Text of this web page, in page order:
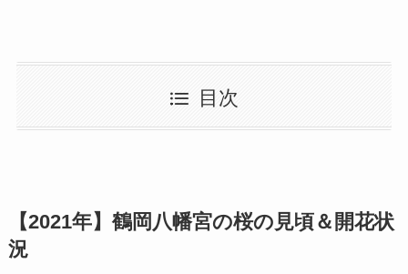
目次
【2021年】鶴岡八幡宮の桜の見頃＆開花状
況